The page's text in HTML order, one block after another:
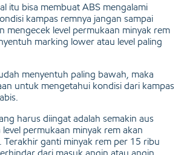
itu bisa membuat ABS mengalami
kampas remnya jangan sampai
mengecek level permukaan minyak rem
marking lower atau level paling
menyentuh paling bawah, maka
untuk mengetahui kondisi dari kampas
harus diingat adalah semakin aus
permukaan minyak rem akan
Terakhir ganti minyak rem per 15 ribu
dari masuk angin atau angin